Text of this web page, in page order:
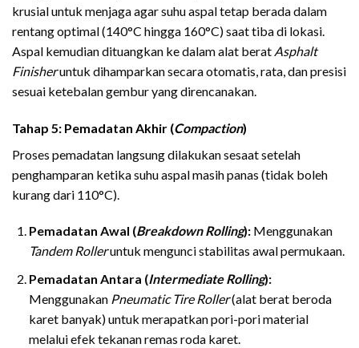
krusial untuk menjaga agar suhu aspal tetap berada dalam
rentang optimal (140°C hingga 160°C) saat tiba di lokasi.
Aspal kemudian dituangkan ke dalam alat berat Asphalt
Finisheruntuk dihamparkan secara otomatis, rata, dan presisi
sesuai ketebalan gembur yang direncanakan.
Tahap 5: Pemadatan Akhir (Compaction)
Proses pemadatan langsung dilakukan sesaat setelah
penghamparan ketika suhu aspal masih panas (tidak boleh
kurang dari 110°C).
Pemadatan Awal (Breakdown Rolling):Menggunakan
Tandem Rolleruntuk mengunci stabilitas awal permukaan.
Pemadatan Antara (Intermediate Rolling):
Menggunakan Pneumatic Tire Roller(alat berat beroda
karet banyak) untuk merapatkan pori-pori material
melalui efek tekanan remas roda karet.